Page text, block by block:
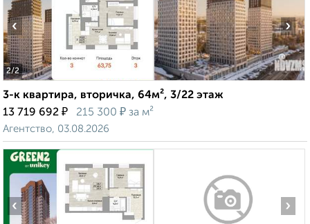
2/2
‹ ›
3-к квартира, вторичка, 64м², 3/22 этаж
13 719 692 ₽ 215 300 ₽ за м²
Агентство, 03.08.2026
‹ ›